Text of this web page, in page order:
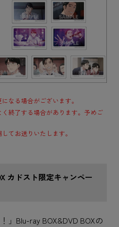
なる場合がございます。
終了する場合があります。予めご
てお送りいたします。
カドスト限定キャンペー
」Blu-ray BOX&DVD BOXの